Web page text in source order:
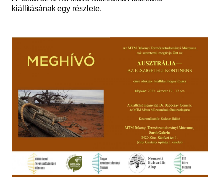
kiállításának egy részlete.